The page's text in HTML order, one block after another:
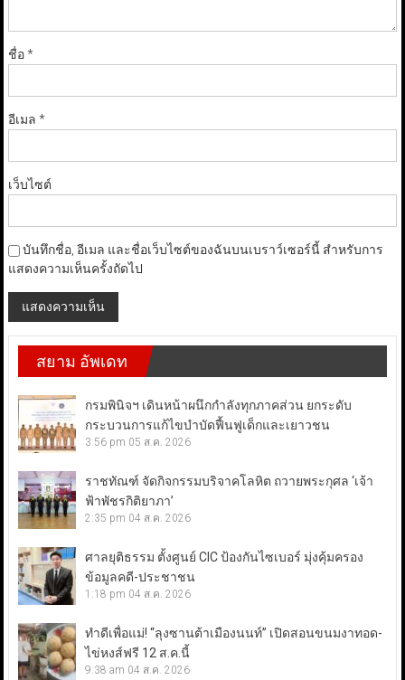
ชื่อ*
อีเมล *
เว็บไซต์
บันทึกชื่อ, อีเมล และชื่อเว็บไซต์ของฉันบนเบราว์เซอร์นี้ สำหรับการ
แสดงความเห็นครั้งถัดไป
สยาม อัพเดท
กรมพินิจฯ เดินหน้าผนึกกำลังทุกภาคส่วน ยกระดับ
กระบวนการแก้ไขบำบัดฟื้นฟูเด็กและเยาวชน
3:56 pm 05 ส.ค. 2026
ราชทัณฑ์ จัดกิจกรรมบริจาคโลหิต ถวายพระกุศล ‘เจ้า
ฟ้าพัชรกิติยาภา’
2:35 pm 04 ส.ค. 2026
ศาลยุติธรรม ตั้งศูนย์ CIC ป้องกันไซเบอร์ มุ่งคุ้มครอง
ข้อมูลคดี-ประชาชน
1:18 pm 04 ส.ค. 2026
ทำดีเพื่อแม่! “ลุงซานต้าเมืองนนท์” เปิดสอนขนมงาทอด-
ไข่หงส์ฟรี 12 ส.ค.นี้
9:38 am 04 ส.ค. 2026